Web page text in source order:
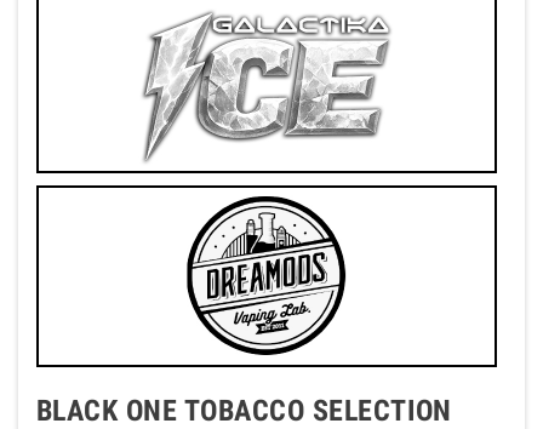
BLACK ONE TOBACCO SELECTION